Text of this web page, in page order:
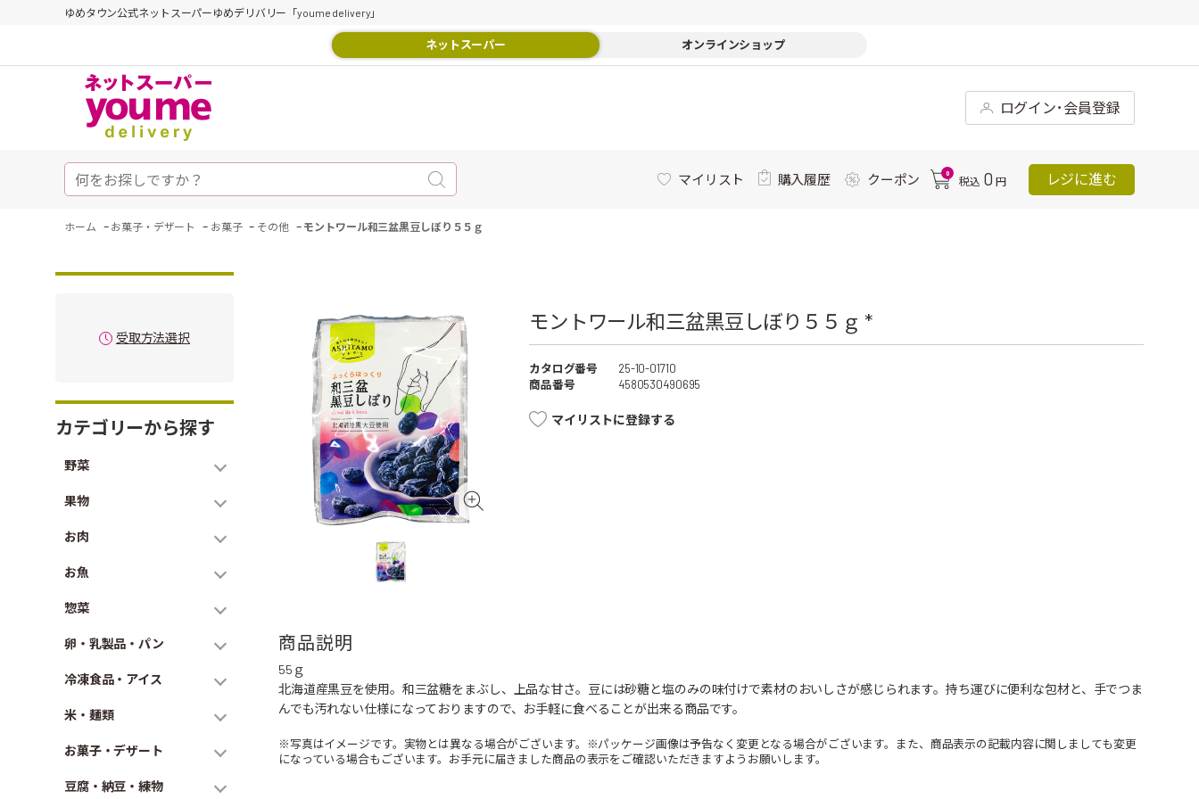
ゆめタウン公式ネットスーパーゆめデリバリー「youme delivery」
ネットスーパー オンラインショップ
ログイン･会員登録
マイリスト 購入履歴 クーポン 0
税込 0 円 レジに進む
ホーム - お菓子・デザート - お菓子 - その他 - モントワール和三盆黒豆しぼり５５ｇ
受取方法選択
カテゴリーから探す
野菜
果物
お肉
お魚
惣菜
卵・乳製品・パン
冷凍食品・アイス
米・麺類
お菓子・デザート
豆腐・納豆・練物
モントワール和三盆黒豆しぼり５５ｇ *
カタログ番号
25-10-01710
商品番号
4580530490695
マイリストに登録する
商品説明
55ｇ
北海道産黒豆を使用。和三盆糖をまぶし、上品な甘さ。豆には砂糖と塩のみの味付けで素材のおいしさが感じられます。持ち運びに便利な包材と、手でつま
んでも汚れない仕様になっておりますので、お手軽に食べることが出来る商品です。
※写真はイメージです。実物とは異なる場合がございます。※パッケージ画像は予告なく変更となる場合がございます。また、商品表示の記載内容に関しましても変更
になっている場合もございます。お手元に届きました商品の表示をご確認いただきますようお願いします。